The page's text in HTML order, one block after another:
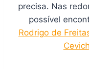
precisa. Nas
possível
Rodrigo de